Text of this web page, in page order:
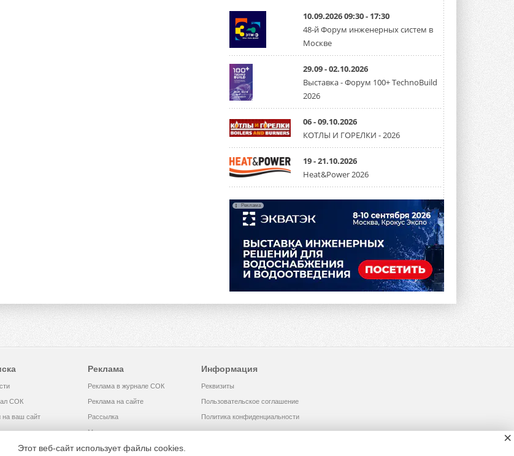
10.09.2026 09:30 - 17:30
48-й Форум инженерных систем в
Москве
29.09 - 02.10.2026
Выставка - Форум 100+ TechnoBuild
2026
06 - 09.10.2026
КОТЛЫ И ГОРЕЛКИ - 2026
19 - 21.10.2026
Heat&Power 2026
Реклама
СОК
на ваш сайт
Реклама
Реклама в журнале СОК
Реклама на сайте
Рассылка
Медиакит
Информация
Реквизиты
Пользовательское соглашение
Политика конфиденциальности
Этот веб-сайт использует файлы cookies.
×